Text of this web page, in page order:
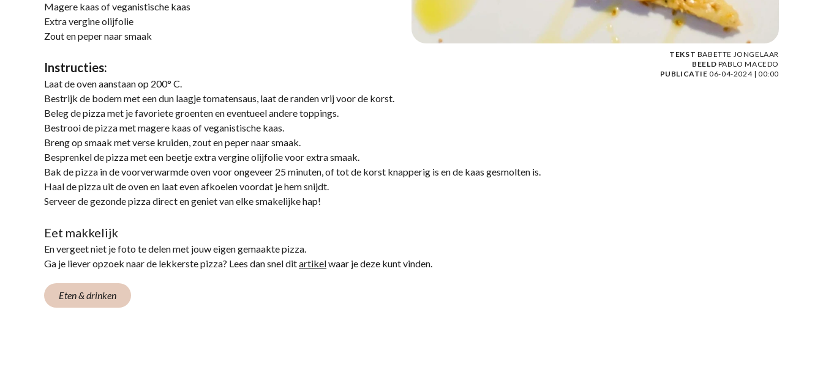
TEKST BABETTE JONGELAAR
BEELD PABLO MACEDO
PUBLICATIE06-04-2024 | 00:00
Magere kaas of veganistische kaas
Extra vergine olijfolie
Zout en peper naar smaak
Instructies:
Laat de oven aanstaan op 200° C.
Bestrijk de bodem met een dun laagje tomatensaus, laat de randen vrij voor de korst.
Beleg de pizza met je favoriete groenten en eventueel andere toppings.
Bestrooi de pizza met magere kaas of veganistische kaas.
Breng op smaak met verse kruiden, zout en peper naar smaak.
Besprenkel de pizza met een beetje extra vergine olijfolie voor extra smaak.
Bak de pizza in de voorverwarmde oven voor ongeveer 25 minuten, of tot de korst knapperig is en de kaas gesmolten is.
Haal de pizza uit de oven en laat even afkoelen voordat je hem snijdt.
Serveer de gezonde pizza direct en geniet van elke smakelijke hap!
Eet makkelijk
En vergeet niet je foto te delen met jouw eigen gemaakte pizza.
Ga je liever opzoek naar de lekkerste pizza? Lees dan snel ditartikelwaar je deze kunt vinden.
Eten & drinken